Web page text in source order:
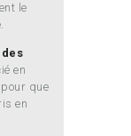
le
en
que
en